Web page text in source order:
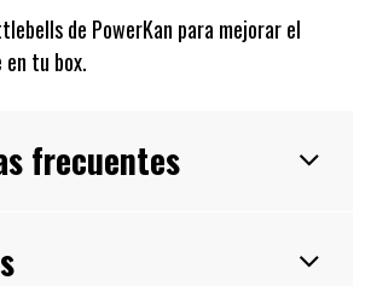
de PowerKan para mejorar el
tu box.
frecuentes